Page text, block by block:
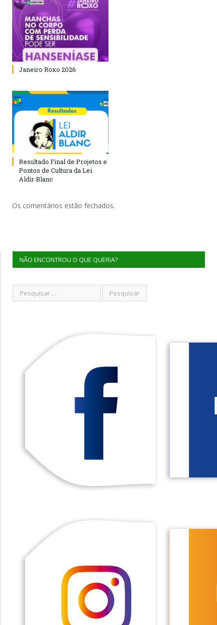
Janeiro Roxo 2026
Resultado Final de Projetos e
Pontos de Cultura da Lei
Aldir Blanc
Os comentários estão fechados.
NÃO ENCONTROU O QUE QUERIA?